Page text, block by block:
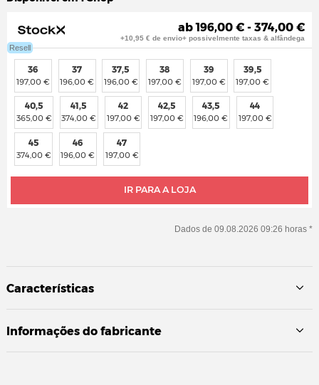
Resell
ab 196,00 € - 374,00 €
+10,95 € de envio+ possivelmente taxas & alfândega
IR PARA A LOJA
36
197,00 €
37
196,00 €
37,5
196,00 €
38
197,00 €
39
197,00 €
39,5
197,00 €
40,5
365,00 €
41,5
374,00 €
42
197,00 €
42,5
197,00 €
43,5
196,00 €
44
197,00 €
45
374,00 €
46
196,00 €
47
197,00 €
Dados de 09.08.2026 09:26 horas *
Características
Informações do fabricante